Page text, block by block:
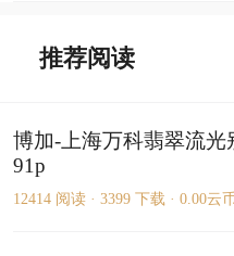
推荐阅读
博加-上海万科翡翠流光
91p
12414 阅读 · 3399 下载 · 0.00云